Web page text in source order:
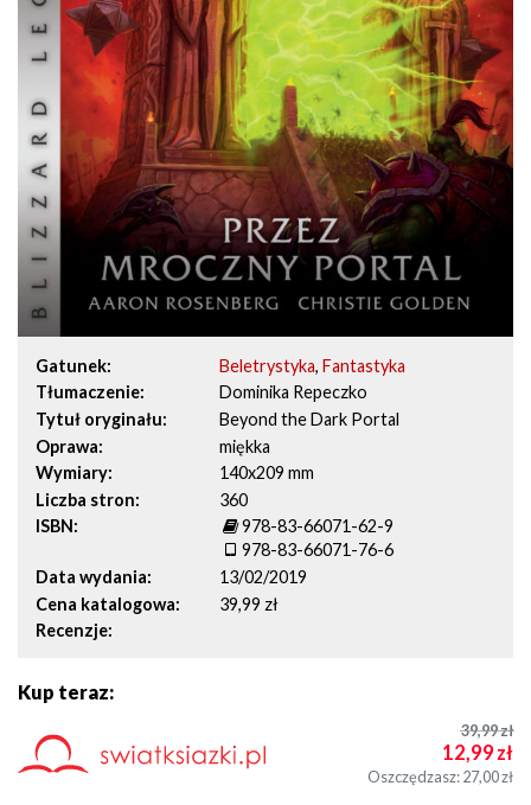
Gatunek Beletrystyka,Fantastyka
Tłumaczenie
Dominika Repeczko
Tytuł oryginału
Beyond the Dark Portal
Oprawa
miękka
Wymiary
140x209 mm
Liczba stron
360
ISBN
978-83-66071-62-9
978-83-66071-76-6
Data wydania
13/02/2019
Cena katalogowa
39,99 zł
Recenzje
Kup teraz:
39,99zł
12,99zł
Oszczędzasz: 27,00zł